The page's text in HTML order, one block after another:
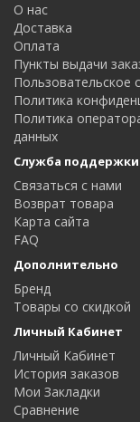
О нас
Доставка
Оплата
Пункты выдачи
Пользовательское
Политика
Политика
данных
Служба поддержки
Связаться с нами
Возврат товара
Карта сайта
FAQ
Дополнительно
Бренд
Товары со скидкой
Личный Кабинет
Личный Кабинет
История заказов
Мои Закладки
Сравнение